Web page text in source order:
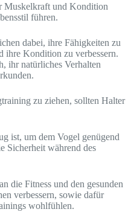
Muskelkraft und Kondition
führen.
dabei, ihre Fähigkeiten zu
ihre Kondition zu verbessern.
ihr natürliches Verhalten
zu ziehen, sollten Halter
ist, um dem Vogel genügend
Sicherheit während des
die Fitness und den gesunden
verbessern, sowie dafür
wohlfühlen.